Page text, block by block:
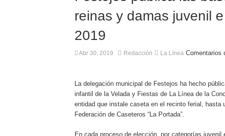
reinas y damas juvenil
2019
Abr 30, 2019 Redacción La Línea Comentarios
La delegación municipal de Festejos ha hecho
infantil de la Velada y Fiestas de La Línea de la
entidad que instale caseta en el recinto ferial,
Federación de Caseteros “La Portada”.
En cada proceso de elección, por categorías